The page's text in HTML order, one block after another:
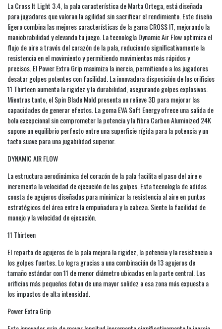
La Cross It Light 3.4, la pala característica de Marta Ortega, está diseñada
para jugadores que valoran la agilidad sin sacrificar el rendimiento. Este diseño
ligero combina las mejores características de la gama CROSS IT, mejorando la
maniobrabilidad y elevando tu juego. La tecnología Dynamic Air Flow optimiza el
flujo de aire a través del corazón de la pala, reduciendo significativamente la
resistencia en el movimiento y permitiendo movimientos más rápidos y
precisos. El Power Extra Grip maximiza la inercia, permitiendo a los jugadores
desatar golpes potentes con facilidad. La innovadora disposición de los orificios
11 Thirteen aumenta la rigidez y la durabilidad, asegurando golpes explosivos.
Mientras tanto, el Spin Blade Mold presenta un relieve 3D para mejorar las
capacidades de generar efectos. La goma EVA Soft Energy ofrece una salida de
bola excepcional sin comprometer la potencia y la fibra Carbon Aluminized 24K
supone un equilibrio perfecto entre una superficie rígida para la potencia y un
tacto suave para una jugabilidad superior.
DYNAMIC AIR FLOW
La estructura aerodinámica del corazón de la pala facilita el paso del aire e
incrementa la velocidad de ejecución de los golpes. Esta tecnología de adidas
consta de agujeros diseñados para minimizar la resistencia al aire en puntos
estratégicos del área entre la empuñadura y la cabeza. Siente la facilidad de
manejo y la velocidad de ejecución.
11 Thirteen
El reparto de agujeros de la pala mejora la rigidez, la potencia y la resistencia a
los golpes fuertes. Lo logra gracias a una combinación de 13 agujeros de
tamaño estándar con 11 de menor diámetro ubicados en la parte central. Los
orificios más pequeños dotan de una mayor solidez a esa zona más expuesta a
los impactos de alta intensidad.
Power Extra Grip